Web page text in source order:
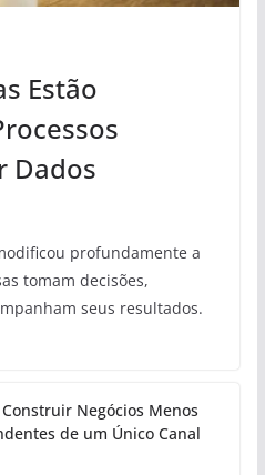
Estão
Dados
profundamente a
tomam decisões,
seus resultados.
Negócios Menos
de um Único Canal